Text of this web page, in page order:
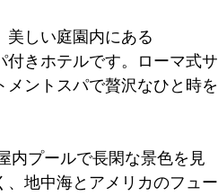
美しい庭園内にある
きホテルです。ローマ式サ
ントスパで贅沢なひと時を
内プールで長閑な景色を見
地中海とアメリカのフュー